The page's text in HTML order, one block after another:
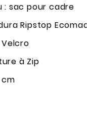
: sac pour cadre
Ripstop
à Zip
cm